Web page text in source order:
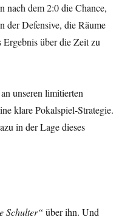
nach dem 2:0 die Chance,
der Defensive, die Räume
Ergebnis über die Zeit zu
unseren limitierten
klare Pokalspiel-Strategie.
in der Lage dieses
Schulter“ über ihn. Und